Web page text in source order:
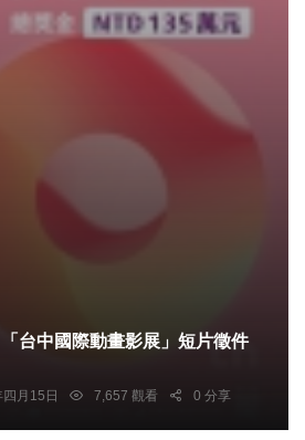
台中國際動畫影展」短片徵件
月15日 7,657 觀看 0 分享